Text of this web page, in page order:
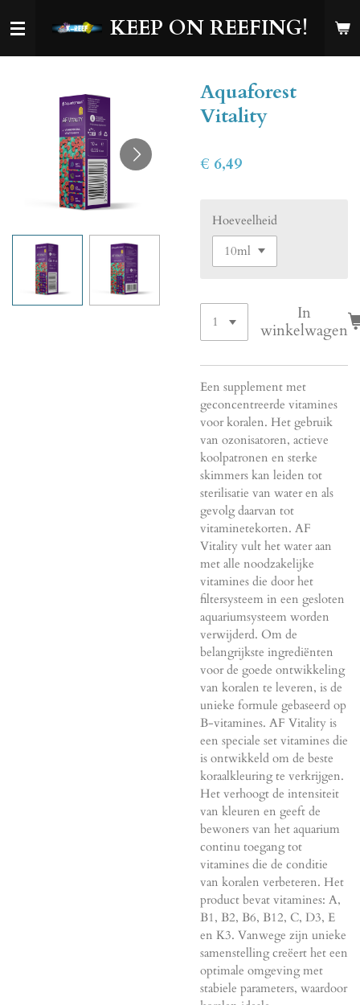
direct
KEEP ON REEFING!
Aquaforest
Vitality
€ 6,49
Hoeveelheid
In
winkelwagen
Een supplement met
geconcentreerde vitamines
voor koralen. Het gebruik
van ozonisatoren, actieve
koolpatronen en sterke
skimmers kan leiden tot
sterilisatie van water en als
gevolg daarvan tot
vitaminetekorten. AF
Vitality vult het water aan
met alle noodzakelijke
vitamines die door het
filtersysteem in een gesloten
aquariumsysteem worden
verwijderd. Om de
belangrijkste ingrediënten
voor de goede ontwikkeling
van koralen te leveren, is de
unieke formule gebaseerd op
B-vitamines. AF Vitality is
een speciale set vitamines die
is ontwikkeld om de beste
koraalkleuring te verkrijgen.
Het verhoogt de intensiteit
van kleuren en geeft de
bewoners van het aquarium
continu toegang tot
vitamines die de conditie
van koralen verbeteren. Het
product bevat vitamines: A,
B1, B2, B6, B12, C, D3, E
en K3. Vanwege zijn unieke
samenstelling creëert het een
optimale omgeving met
stabiele parameters, waardoor